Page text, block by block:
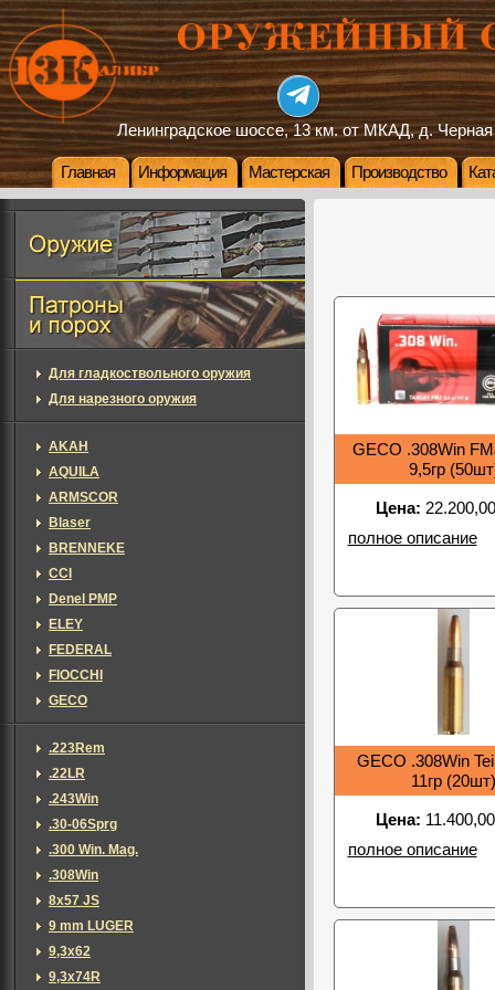
Ленинградское шоссе, 13 км. от МКАД, д. Черная
Главная Информация Мастерская Производство
GECO .308Win
9,5гр
Цена:
полное описание
GECO .308Win
11гр (20шт)
Цена:
полное описание
Для гладкоствольного оружия
Для нарезного оружия
AKAH
AQUILA
ARMSCOR
Blaser
BRENNEKE
CCI
Denel PMP
ELEY
FEDERAL
FIOCCHI
GECO
.223Rem
.22LR
.243Win
.30-06Sprg
.300 Win. Mag.
.308Win
8x57 JS
9 mm LUGER
9,3x62
9,3x74R